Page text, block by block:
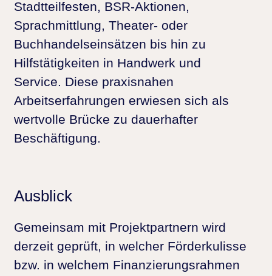
Stadtteilfesten, BSR-Aktionen,
Sprachmittlung, Theater- oder
Buchhandelseinsätzen bis hin zu
Hilfstätigkeiten in Handwerk und
Service. Diese praxisnahen
Arbeitserfahrungen erwiesen sich als
wertvolle Brücke zu dauerhafter
Beschäftigung.
Ausblick
Gemeinsam mit Projektpartnern wird
derzeit geprüft, in welcher Förderkulisse
bzw. in welchem Finanzierungsrahmen